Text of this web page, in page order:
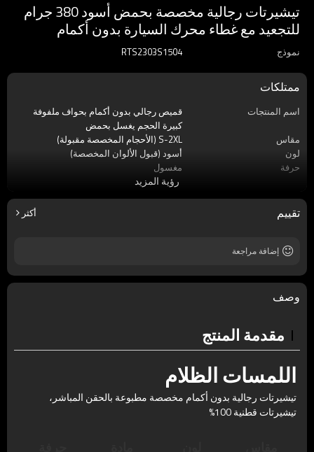
تيشيرتات رجالية مخصصة بحمض أسود 380 جرام
للتجعيد مع غطاء محرك السيارة بدون أكمام
نموذج RTS2303S1504
ممتلكات
اسم المنتجات
قميص رجالي بدون أكمام بحواف ملفوفة
كبيرة الحجم يغسل بحمض
مقاس
S-2XL (الأحجام المخصصة مقبولة)
لون
أسود (قبول الألوان المخصصة)
حرفة
مغسول
قبول التسمية المخصصة
موسم
صيف
مادة
رؤية المزيد
تقييم أكثر
إضافة مراجعة
وصف
مقدمة المنتج
اللمسات الظلام
تيشيرتات رجالية بدون أكمام مخصصة مطبوعة بالحقن المباشر،
تيشيرتات قطنية 100%